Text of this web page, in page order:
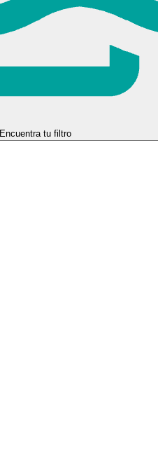
Encuentra tu filtro